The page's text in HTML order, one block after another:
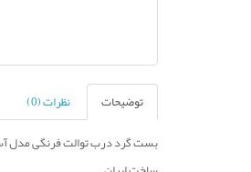
توضیحات
نظرات (0)
بست گرد درب توالت فرنگی مدل